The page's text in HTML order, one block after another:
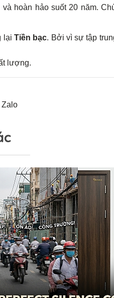
hoàn hảo suốt 20 năm.
lại Tiền bạc. Bởi vì sự tập
lượng.
Zalo